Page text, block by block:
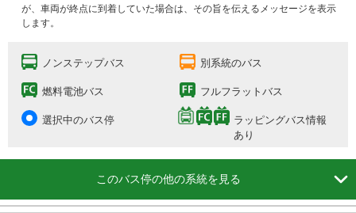
が、車両が終点に到着していた場合は、その旨を伝えるメッセージを表示
します。
ノンステップバス 別系統のバス
燃料電池バス フルフラットバス
選択中のバス停
ラッピングバス情報
あり
このバス停の他の系統を見る 